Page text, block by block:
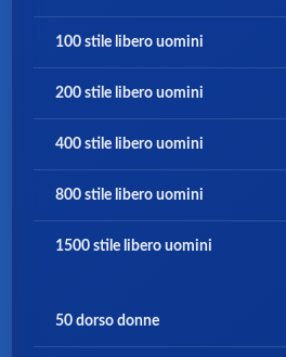
100 stile libero uomini
200 stile libero uomini
400 stile libero uomini
800 stile libero uomini
1500 stile libero uomini
50 dorso donne